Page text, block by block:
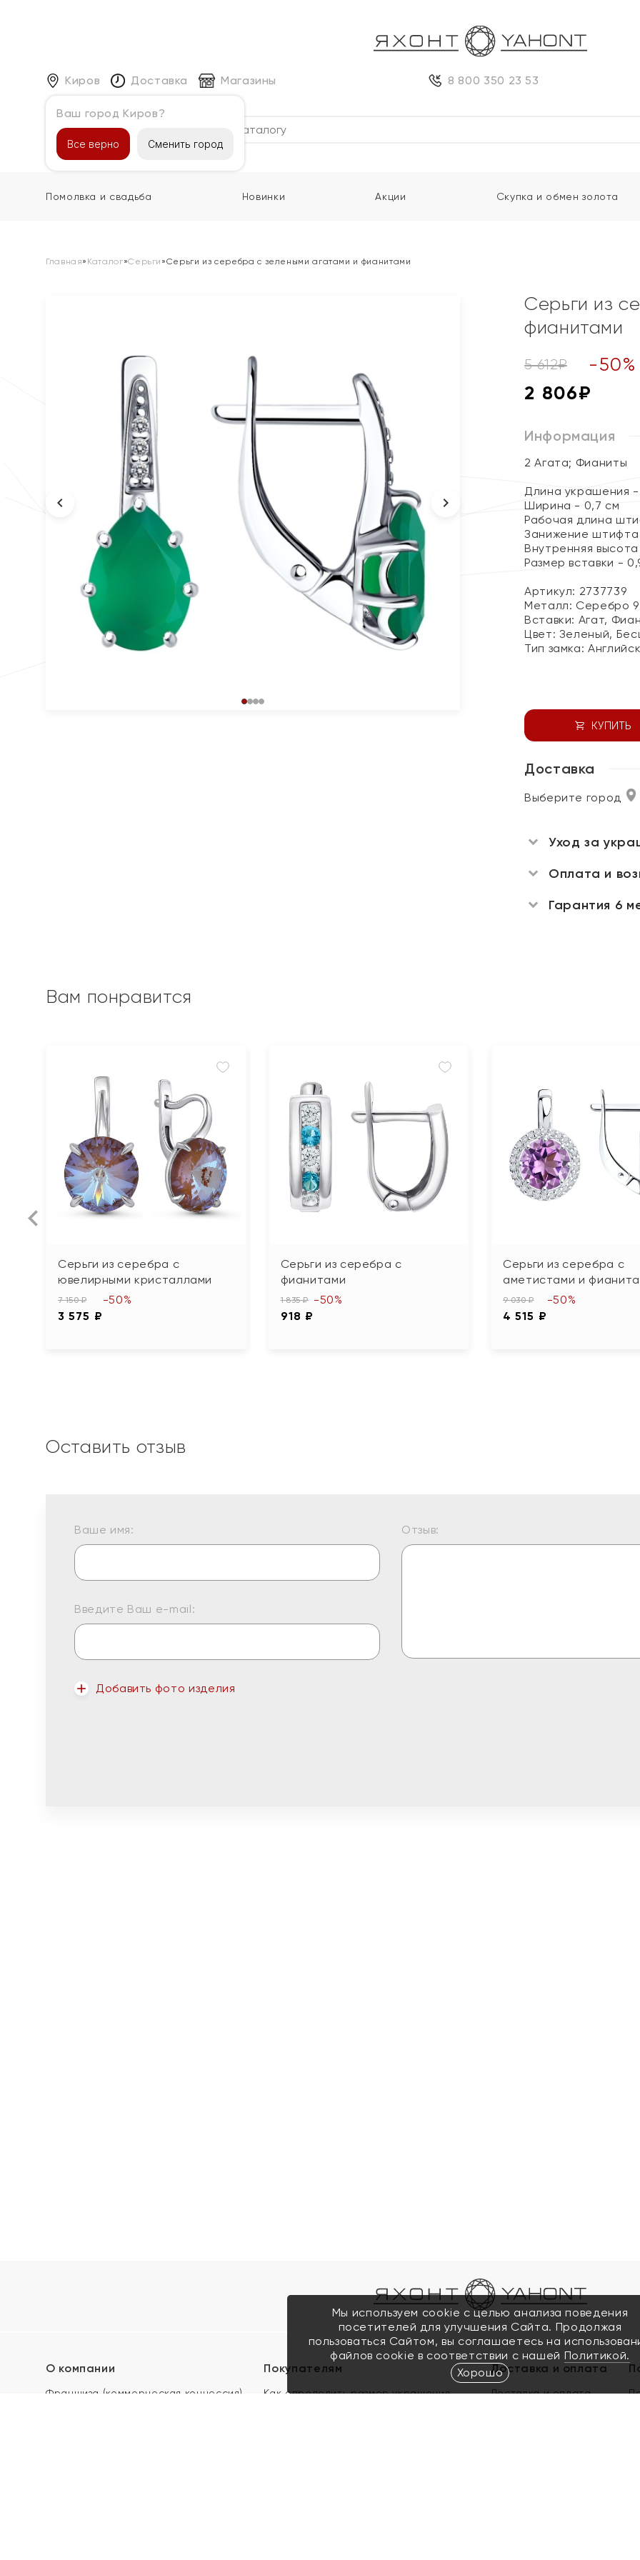
Киров
Ваш город Киров?
Все верно Сменить город
Доставка Магазины 8 800 350 23 53
Каталог
Помолвка и свадьба Новинки Акции Скупка и обмен золота
Главная» Каталог»Серьги »Серьги из серебра с зелеными агатами и фианитами
Серьги из
фианитами
5 612₽ -50%
2 806₽
Информация
2 Агата; Фианиты
Длина украшения -
Ширина - 0,7 см
Рабочая длина
Занижение
Внутренняя
Размер вставки -
Артикул: 2737739
Металл: Серебро
Вставки: Агат,
Цвет: Зеленый,
Тип замка:
КУПИТЬ
Доставка
Выберите город
Уход за
Оплата и
Гарантия 6
Вам понравится
Серьги из серебра с
ювелирными кристаллами
7 150 ₽
3 575 ₽
-50%
Серьги из серебра с
фианитами
1 835 ₽
918 ₽
-50%
Серьги из серебра с
аметистами и
9 030 ₽
4 515 ₽
-50%
Оставить отзыв
Ваше имя:
Введите Ваш e-mail:
Добавить фото изделия
Отзыв:
О компании
Франшиза (коммерческая концессия)
Покупателям
Как определить размер украшения
Доставка и оплата
Доставка и оплата
Мы используем cookie с целью анализа поведения
посетителей для улучшения Сайта. Продолжая
пользоваться Сайтом, вы соглашаетесь на
файлов cookie в соответствии с нашей Политикой.
Хорошо